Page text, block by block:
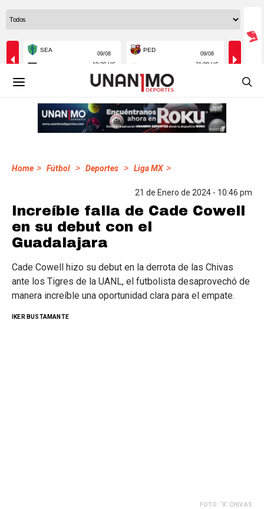
Home > Fútbol > Deportes > Liga MX >
21 de Enero de 2024 - 10:46 pm
Increíble falla de Cade Cowell
en su debut con el
Guadalajara
Cade Cowell hizo su debut en la derrota de las Chivas
ante los Tigres de la UANL, el futbolista desaprovechó de
manera increíble una oportunidad clara para el empate.
IKER BUSTAMANTE
FOTO: ‘X’ CHIVAS